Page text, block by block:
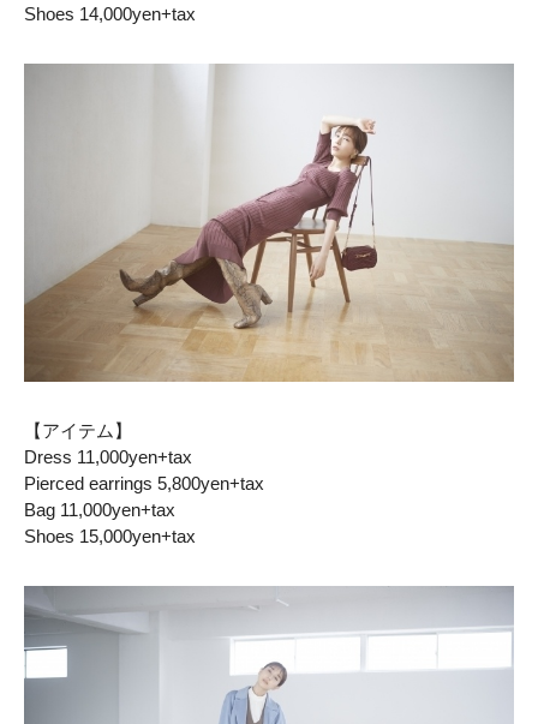
Shoes 14,000yen+tax
【アイテム】
Dress 11,000yen+tax
Pierced earrings 5,800yen+tax
Bag 11,000yen+tax
Shoes 15,000yen+tax